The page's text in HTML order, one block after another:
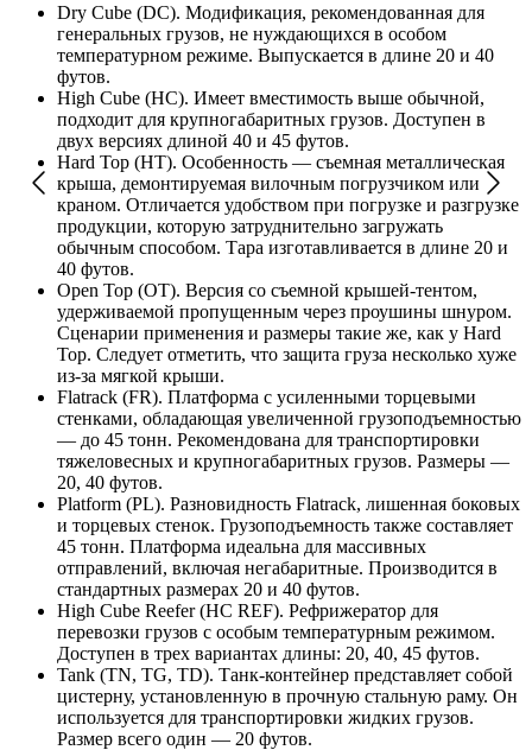
Dry Cube (DC). Модификация, рекомендованная для
генеральных грузов, не нуждающихся в особом
температурном режиме. Выпускается в длине 20 и 40
футов.
High Cube (HC). Имеет вместимость выше обычной,
подходит для крупногабаритных грузов. Доступен в
двух версиях длиной 40 и 45 футов.
Hard Top (HT). Особенность — съемная металлическая
крыша, демонтируемая вилочным погрузчиком или
краном. Отличается удобством при погрузке и разгрузке
продукции, которую затруднительно загружать
обычным способом. Тара изготавливается в длине 20 и
40 футов.
Open Top (OT). Версия со съемной крышей-тентом,
удерживаемой пропущенным через проушины шнуром.
Сценарии применения и размеры такие же, как у Hard
Top. Следует отметить, что защита груза несколько хуже
из-за мягкой крыши.
Flatrack (FR). Платформа с усиленными торцевыми
стенками, обладающая увеличенной грузоподъемностью
— до 45 тонн. Рекомендована для транспортировки
тяжеловесных и крупногабаритных грузов. Размеры —
20, 40 футов.
Platform (PL). Разновидность Flatrack, лишенная боковых
и торцевых стенок. Грузоподъемность также составляет
45 тонн. Платформа идеальна для массивных
отправлений, включая негабаритные. Производится в
стандартных размерах 20 и 40 футов.
High Cube Reefer (HC REF). Рефрижератор для
перевозки грузов с особым температурным режимом.
Доступен в трех вариантах длины: 20, 40, 45 футов.
Tank (TN, TG, TD). Танк-контейнер представляет собой
цистерну, установленную в прочную стальную раму. Он
используется для транспортировки жидких грузов.
Размер всего один — 20 футов.